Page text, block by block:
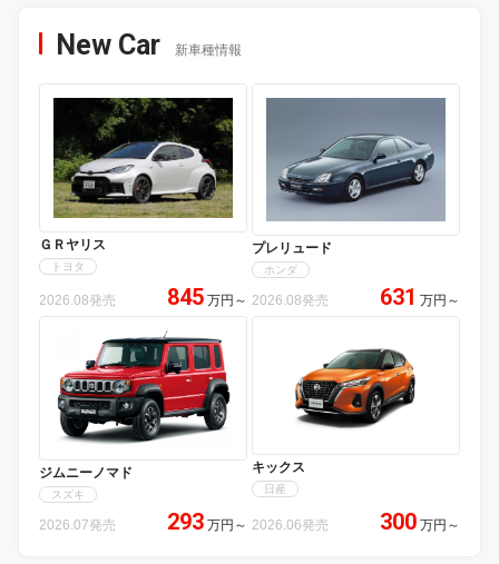
New Car 新車種情報
ＧＲヤリス
トヨタ
2026.08発売 845 万円 ～
プレリュード
ホンダ
2026.08発売 631 万円 ～
ジムニーノマド
スズキ
2026.07発売 293 万円 ～
キックス
日産
2026.06発売 300 万円 ～